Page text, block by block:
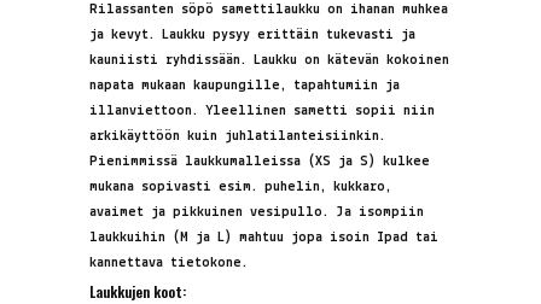
Rilassanten söpö samettilaukku on ihanan muhkea
ja kevyt. Laukku pysyy erittäin tukevasti ja
kauniisti ryhdissään. Laukku on kätevän kokoinen
napata mukaan kaupungille, tapahtumiin ja
illanviettoon. Yleellinen sametti sopii niin
arkikäyttöön kuin juhlatilanteisiinkin.
Pienimmissä laukkumalleissa (XS ja S) kulkee
mukana sopivasti esim. puhelin, kukkaro,
avaimet ja pikkuinen vesipullo. Ja isompiin
laukkuihin (M ja L) mahtuu jopa isoin Ipad tai
kannettava tietokone.
Laukkujen koot: